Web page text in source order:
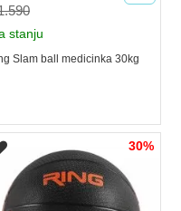
stanju
Slam ball medicinka 30kg
30%